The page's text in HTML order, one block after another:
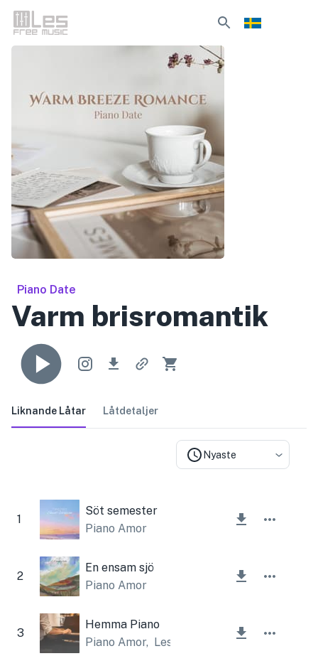
Piano Date
Varm brisromantik
Liknande Låtar Låtdetaljer
Nyaste
1
Söt semester
Piano Amor
2
En ensam sjö
Piano Amor
3
Hemma Piano
Piano Amor, Lesfm